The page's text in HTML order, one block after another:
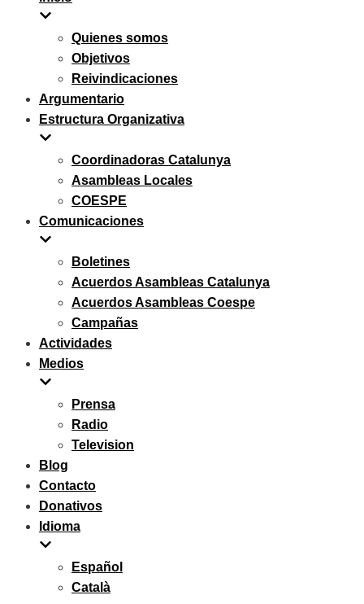
Quienes somos
Objetivos
Reivindicaciones
Argumentario
Estructura Organizativa
Coordinadoras Catalunya
Asambleas Locales
COESPE
Comunicaciones
Boletines
Acuerdos Asambleas Catalunya
Acuerdos Asambleas Coespe
Campañas
Actividades
Medios
Prensa
Radio
Television
Blog
Contacto
Donativos
Idioma
Español
Català